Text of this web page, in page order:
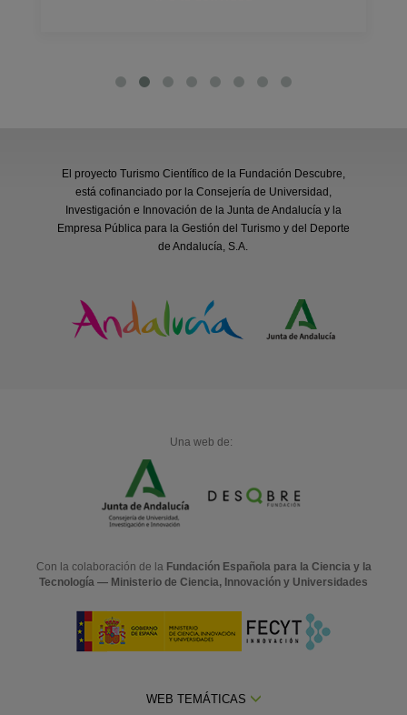
El proyecto Turismo Científico de la Fundación Descubre,
está cofinanciado por la Consejería de Universidad,
Investigación e Innovación de la Junta de Andalucía y la
Empresa Pública para la Gestión del Turismo y del Deporte
de Andalucía, S.A.
Una web de:
Con la colaboración de la Fundación Española para la Ciencia y la
Tecnología — Ministerio de Ciencia, Innovación y Universidades
WEB TEMÁTICAS